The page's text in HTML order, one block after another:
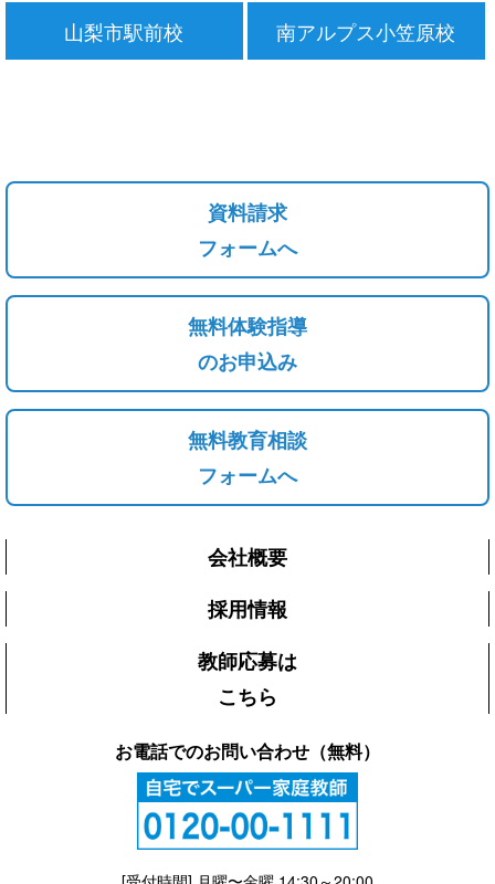
山梨市駅前校 南アルプス小笠原校
資料請求
フォームへ
無料体験指導
のお申込み
無料教育相談
フォームへ
会社概要
採用情報
教師応募は
こちら
お電話でのお問い合わせ（無料）